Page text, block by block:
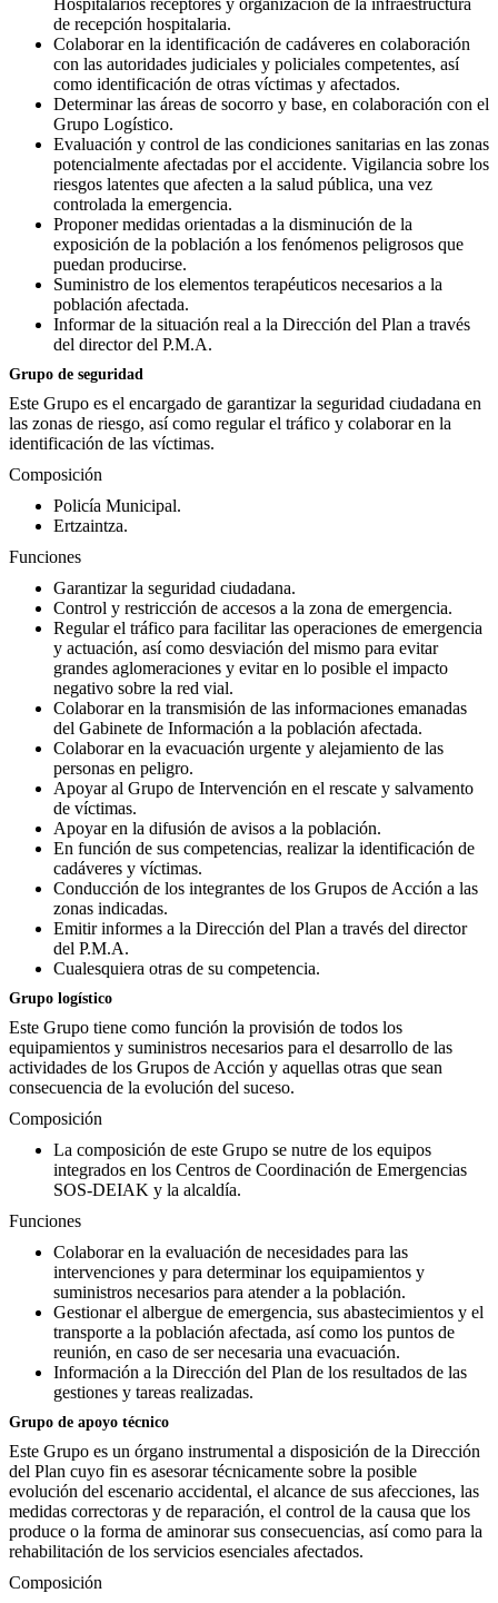
Hospitalarios receptores y organización de la infraestructura
de recepción hospitalaria.
Colaborar en la identificación de cadáveres en colaboración
con las autoridades judiciales y policiales competentes, así
como identificación de otras víctimas y afectados.
Determinar las áreas de socorro y base, en colaboración con el
Grupo Logístico.
Evaluación y control de las condiciones sanitarias en las zonas
potencialmente afectadas por el accidente. Vigilancia sobre los
riesgos latentes que afecten a la salud pública, una vez
controlada la emergencia.
Proponer medidas orientadas a la disminución de la
exposición de la población a los fenómenos peligrosos que
puedan producirse.
Suministro de los elementos terapéuticos necesarios a la
población afectada.
Informar de la situación real a la Dirección del Plan a través
del director del P.M.A.
Grupo de seguridad
Este Grupo es el encargado de garantizar la seguridad ciudadana en
las zonas de riesgo, así como regular el tráfico y colaborar en la
identificación de las víctimas.
Composición
Policía Municipal.
Ertzaintza.
Funciones
Garantizar la seguridad ciudadana.
Control y restricción de accesos a la zona de emergencia.
Regular el tráfico para facilitar las operaciones de emergencia
y actuación, así como desviación del mismo para evitar
grandes aglomeraciones y evitar en lo posible el impacto
negativo sobre la red vial.
Colaborar en la transmisión de las informaciones emanadas
del Gabinete de Información a la población afectada.
Colaborar en la evacuación urgente y alejamiento de las
personas en peligro.
Apoyar al Grupo de Intervención en el rescate y salvamento
de víctimas.
Apoyar en la difusión de avisos a la población.
En función de sus competencias, realizar la identificación de
cadáveres y víctimas.
Conducción de los integrantes de los Grupos de Acción a las
zonas indicadas.
Emitir informes a la Dirección del Plan a través del director
del P.M.A.
Cualesquiera otras de su competencia.
Grupo logístico
Este Grupo tiene como función la provisión de todos los
equipamientos y suministros necesarios para el desarrollo de las
actividades de los Grupos de Acción y aquellas otras que sean
consecuencia de la evolución del suceso.
Composición
La composición de este Grupo se nutre de los equipos
integrados en los Centros de Coordinación de Emergencias
SOS-DEIAK y la alcaldía.
Funciones
Colaborar en la evaluación de necesidades para las
intervenciones y para determinar los equipamientos y
suministros necesarios para atender a la población.
Gestionar el albergue de emergencia, sus abastecimientos y el
transporte a la población afectada, así como los puntos de
reunión, en caso de ser necesaria una evacuación.
Información a la Dirección del Plan de los resultados de las
gestiones y tareas realizadas.
Grupo de apoyo técnico
Este Grupo es un órgano instrumental a disposición de la Dirección
del Plan cuyo fin es asesorar técnicamente sobre la posible
evolución del escenario accidental, el alcance de sus afecciones, las
medidas correctoras y de reparación, el control de la causa que los
produce o la forma de aminorar sus consecuencias, así como para la
rehabilitación de los servicios esenciales afectados.
Composición